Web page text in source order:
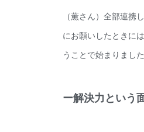
（薫さん）全部連携
にお願いしたときに
うことで始まりまし
ー解決力という